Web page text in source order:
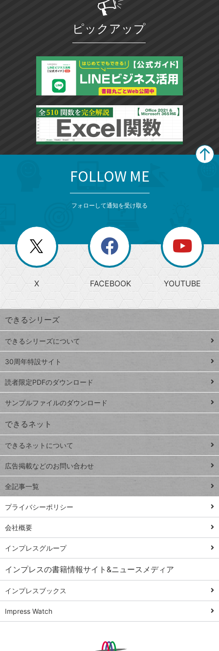
ピックアップ
じ
る
search
検
索
上
昇
ワ
ー
ド
Google
スプレ
ッドシ
ート
iPhone
VLOOKUP
close
閉じ
る
閉
じ
る
ー
か
ら
探
す
ト
ッ
プ
ペ
ジ
連載
Excel Q&A
トイアンナ流仕
事術
PowerAutomate
ではじめる業務
の完全自動化
AI議事録作成術
Windows 11
Q&A
Teams踏み込み
活用術
Excel講師の仕事
術
FOLLOW ME
フォローして通知を受け取る
X FACEBOOK YOUTUBE
できるシリーズ
できるシリーズについて
30周年特設サイト
読者限定PDFのダウンロード
サンプルファイルのダウンロード
できるネット
できるネットについて
広告掲載などのお問い合わせ
全記事一覧
プライバシーポリシー
会社概要
インプレスグループ
インプレスの書籍情報サイト&ニュースメディア
インプレスブックス
Impress Watch